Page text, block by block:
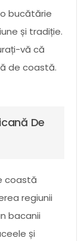
bucătărie
și tradiție.
vă că
de coastă.
De
coastă
regiunii
bacanii
și